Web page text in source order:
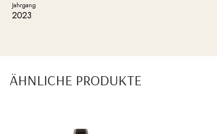
Jahrgang
2023
ÄHNLICHE PRODUKTE